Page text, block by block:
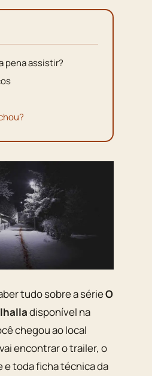
pena assistir?
tudo sobre a sérieO
disponível na
chegou ao local
encontrar o trailer, o
e toda ficha técnica da